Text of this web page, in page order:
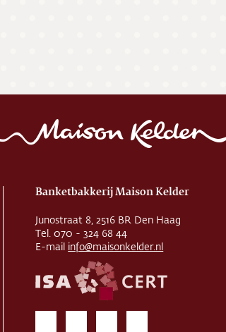
Banketbakkerij Maison Kelder
Junostraat 8, 2516 BR Den Haag
Tel. 070 - 324 68 44
E-mail info@maisonkelder.nl